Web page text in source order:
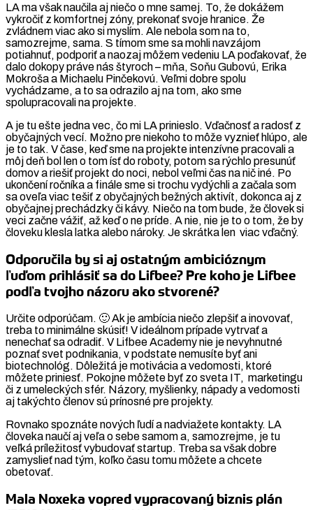
LA ma však naučila aj niečo o mne samej. To, že dokážem
vykročiť z komfortnej zóny, prekonať svoje hranice. Že
zvládnem viac ako si myslím. Ale nebola som na to,
samozrejme, sama. S tímom sme sa mohli navzájom
potiahnuť, podporiť a naozaj môžem vedeniu LA poďakovať, že
dalo dokopy práve nás štyroch – mňa, Soňu Gubovú, Erika
Mokroša a Michaelu Pinčekovú. Veľmi dobre spolu
vychádzame, a to sa odrazilo aj na tom, ako sme
spolupracovali na projekte.
A je tu ešte jedna vec, čo mi LA prinieslo. Vďačnosť a radosť z
obyčajných vecí. Možno pre niekoho to môže vyznieť hlúpo, ale
je to tak. V čase, keď sme na projekte intenzívne pracovali a
môj deň bol len o tom ísť do roboty, potom sa rýchlo presunúť
domov a riešiť projekt do noci, nebol veľmi čas na nič iné. Po
ukončení ročníka a finále sme si trochu vydýchli a začala som
sa oveľa viac tešiť z obyčajných bežných aktivít, dokonca aj z
obyčajnej prechádzky či kávy. Niečo na tom bude, že človek si
veci začne vážiť, až keď o ne príde. A nie, nie je to o tom, že by
človeku klesla latka alebo nároky. Je skrátka len viac vďačný.
Odporučila by si aj ostatným ambicióznym
ľuďom prihlásiť sa do Lifbee? Pre koho je Lifbee
podľa tvojho názoru ako stvorené?
Určite odporúčam. 🙂 Ak je ambícia niečo zlepšiť a inovovať,
treba to minimálne skúsiť! V ideálnom prípade vytrvať a
nenechať sa odradiť. V Lifbee Academy nie je nevyhnutné
poznať svet podnikania, v podstate nemusíte byť ani
biotechnológ. Dôležitá je motivácia a vedomosti, ktoré
môžete priniesť. Pokojne môžete byť zo sveta IT, marketingu
či z umeleckých sfér. Názory, myšlienky, nápady a vedomosti
aj takýchto členov sú prínosné pre projekty.
Rovnako spoznáte nových ľudí a nadviažete kontakty. LA
človeka naučí aj veľa o sebe samom a, samozrejme, je tu
veľká príležitosť vybudovať startup. Treba sa však dobre
zamyslieť nad tým, koľko času tomu môžete a chcete
obetovať.
Mala Noxeka vopred vypracovaný biznis plán